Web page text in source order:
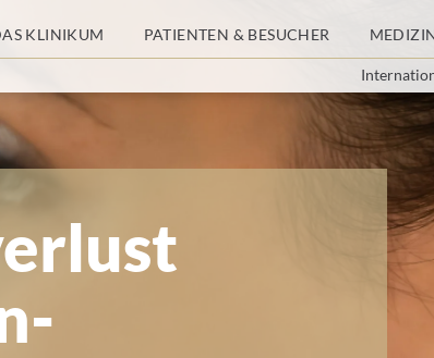
KLINIKUM PATIENTEN & BESUCHER